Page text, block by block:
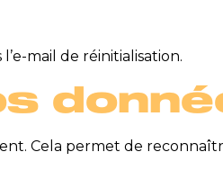
mail de réinitialisation.
Cela permet de